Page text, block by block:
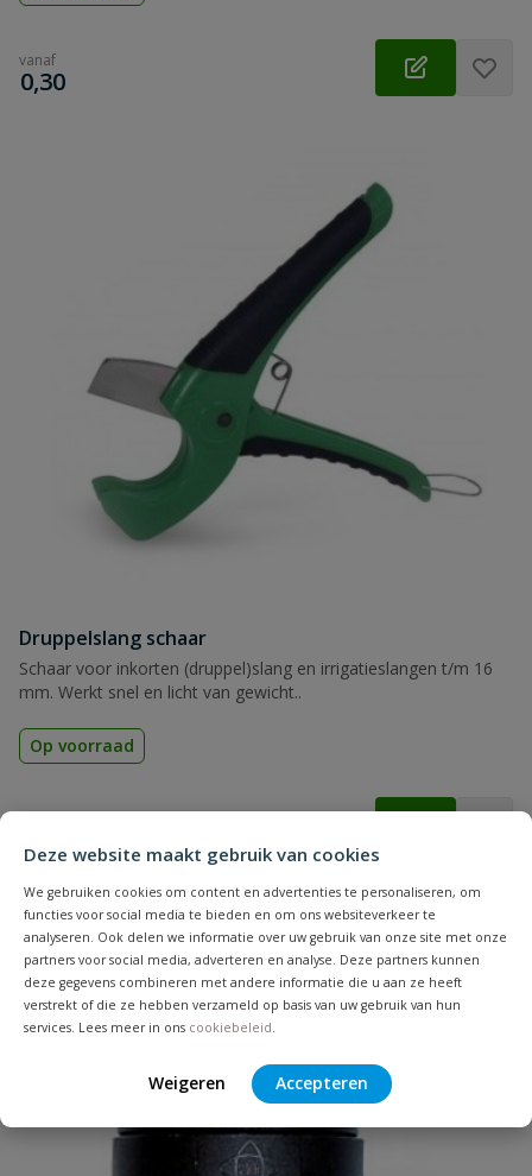
Deze website maakt gebruik van cookies
We gebruiken cookies om content en advertenties te personaliseren, om
functies voor social media te bieden en om ons websiteverkeer te
analyseren. Ook delen we informatie over uw gebruik van onze site met onze
partners voor social media, adverteren en analyse. Deze partners kunnen
deze gegevens combineren met andere informatie die u aan ze heeft
verstrekt of die ze hebben verzameld op basis van uw gebruik van hun
services. Lees meer in ons cookiebeleid.
Weigeren Accepteren
vanaf
€
0,30
Druppelslang schaar
Schaar voor inkorten (druppel)slang en irrigatieslangen t/m 16
mm. Werkt snel en licht van gewicht..
Op voorraad
vanaf